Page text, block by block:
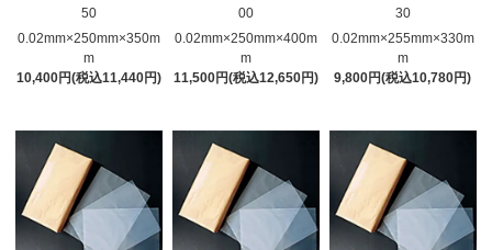
50
0.02mm×250mm×350m
m
10,400円(税込11,440円)
00
0.02mm×250mm×400m
m
11,500円(税込12,650円)
30
0.02mm×255mm×330m
m
9,800円(税込10,780円)